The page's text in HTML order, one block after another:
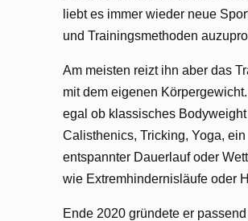
liebt es immer wieder neue
und Trainingsmethoden
Am meisten reizt ihn aber das
mit dem eigenen
egal ob klassisches Bodyweight
Calisthenics, Tricking, Yoga, ein
entspannter Dauerlauf oder
wie Extremhindernisläufe oder
Ende 2020 gründete er passend